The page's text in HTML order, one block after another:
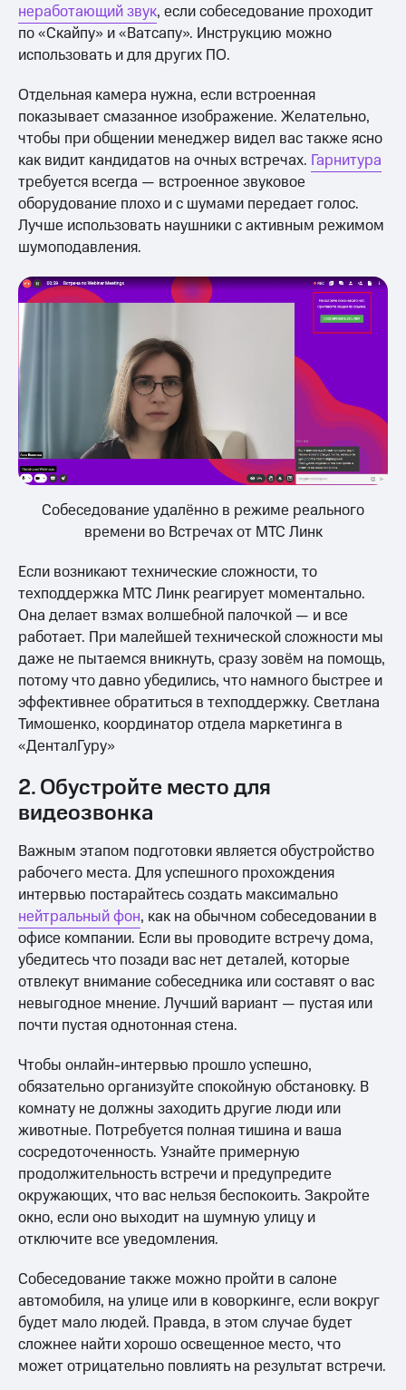
неработающий звук, если собеседование проходит
по «Скайпу» и «Ватсапу». Инструкцию можно
использовать и для других ПО.
Отдельная камера нужна, если встроенная
показывает смазанное изображение. Желательно,
чтобы при общении менеджер видел вас также ясно
как видит кандидатов на очных встречах. Гарнитура
требуется всегда — встроенное звуковое
оборудование плохо и с шумами передает голос.
Лучше использовать наушники с активным режимом
шумоподавления.
Собеседование удалённо в режиме реального
времени во Встречах от МТС Линк
Если возникают технические сложности, то
техподдержка МТС Линк реагирует моментально.
Она делает взмах волшебной палочкой — и все
работает. При малейшей технической сложности мы
даже не пытаемся вникнуть, сразу зовём на помощь,
потому что давно убедились, что намного быстрее и
эффективнее обратиться в техподдержку. Светлана
Тимошенко, координатор отдела маркетинга в
«ДенталГуру»
2. Обустройте место для
видеозвонка
Важным этапом подготовки является обустройство
рабочего места. Для успешного прохождения
интервью постарайтесь создать максимально
нейтральный фон, как на обычном собеседовании в
офисе компании. Если вы проводите встречу дома,
убедитесь что позади вас нет деталей, которые
отвлекут внимание собеседника или составят о вас
невыгодное мнение. Лучший вариант — пустая или
почти пустая однотонная стена.
Чтобы онлайн-интервью прошло успешно,
обязательно организуйте спокойную обстановку. В
комнату не должны заходить другие люди или
животные. Потребуется полная тишина и ваша
сосредоточенность. Узнайте примерную
продолжительность встречи и предупредите
окружающих, что вас нельзя беспокоить. Закройте
окно, если оно выходит на шумную улицу и
отключите все уведомления.
Собеседование также можно пройти в салоне
автомобиля, на улице или в коворкинге, если вокруг
будет мало людей. Правда, в этом случае будет
сложнее найти хорошо освещенное место, что
может отрицательно повлиять на результат встречи.